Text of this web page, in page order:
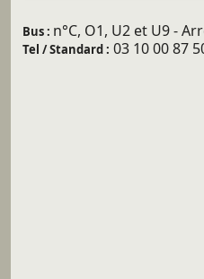
Bus : n°C, O1, U2 et U9 -
Tel / Standard : 03 10 00 87